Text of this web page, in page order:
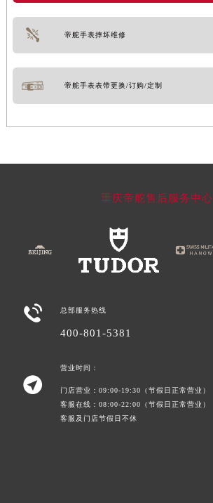
帝舵手表摔坏维修
帝舵手表表带更换/订购/定制
重庆帝舵售后服务中心
 总部服务热线
400-801-5381

营业时间：
门店营业：09:00-19:30（节假日正常营业）
客服在线：08:00-22:00（节假日正常营业）
客服及门店节假日不休